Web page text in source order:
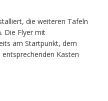
die weiteren Tafeln
Die Flyer mit
am Startpunkt, dem
Kasten